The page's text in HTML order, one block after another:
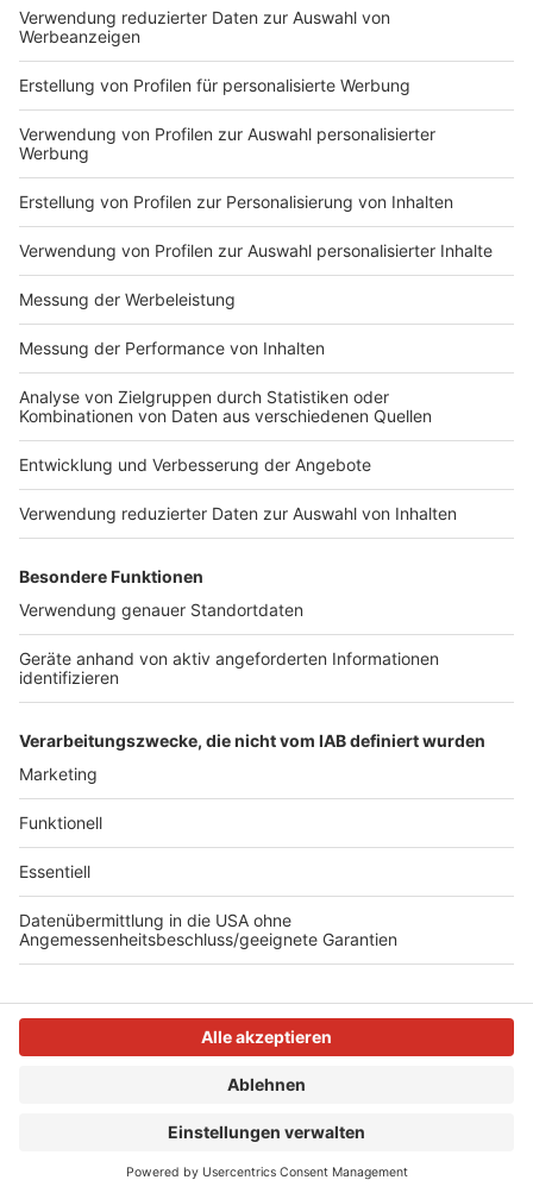
Darüber hinaus werden die oben genannten Serverlogfiles
in pseudonymisierter Form an unseren
Rahmenprogrammanbieter, die radio NRW GmbH, Essener
Str. 55, 46047 Oberhausen, weitergeleitet.
Pseudonymisiert heißt, dass die Daten von radio NRW nicht
ausgelesen werden können (ein Personenbezug kann nicht
hergestellt werden). Die radio NRW GmbH leitet diese
pseudonymisierten Daten zur Reichweitenermittlung an die
Media- Micro-Census GmbH, Am Weingarten 25, 60487
Frankfurt am Main weiter. Dies geschieht auf Grundlage
von Art. 6 Abs. 1 lit. f DSGVO. Es besteht ein berechtigtes
Interesse daran, die Reichweite unseres Programms
statistisch auswerten zu lassen.
AdsWizz-Tracking
Auf unserer Webseite sind Dienste von AdsWizz Inc., 487A
S El Camino Real, San Mateo, CA 94402, USA, eingebunden.
Dieser Dienstleister ist von unserem Werbevermarkter
RMSi Radio Marketing Service interactive GmbH,
Moorfuhrtweg 17, 22301 Hamburg (RMSi) ausgewählt und
eingesetzt worden. Gemeinsam mit der RMSi sind wir für
die daraus resultierende Datenverarbeitung verantwortlich
und nutzen Ihre Daten zur Analyse des
Nutzungsverhaltens, zur Ausspielung von Werbung sowie
Ziff. 4) können Sie sowohl uns gegenüber als auch
gegenüber der RMSi ausüben.
Die Technologie der AdsWizz Inc. nutzen wir, um Ihnen
interessenbasierte Werbung anzeigen zu können. Zu
diesem Zweck werden bei dem Besuch unserer Webseite
gesetzt. Folgende personenbezogene Daten werden
dadurch erhoben und verarbeitet:
Browser-Informationen
Device Informationen